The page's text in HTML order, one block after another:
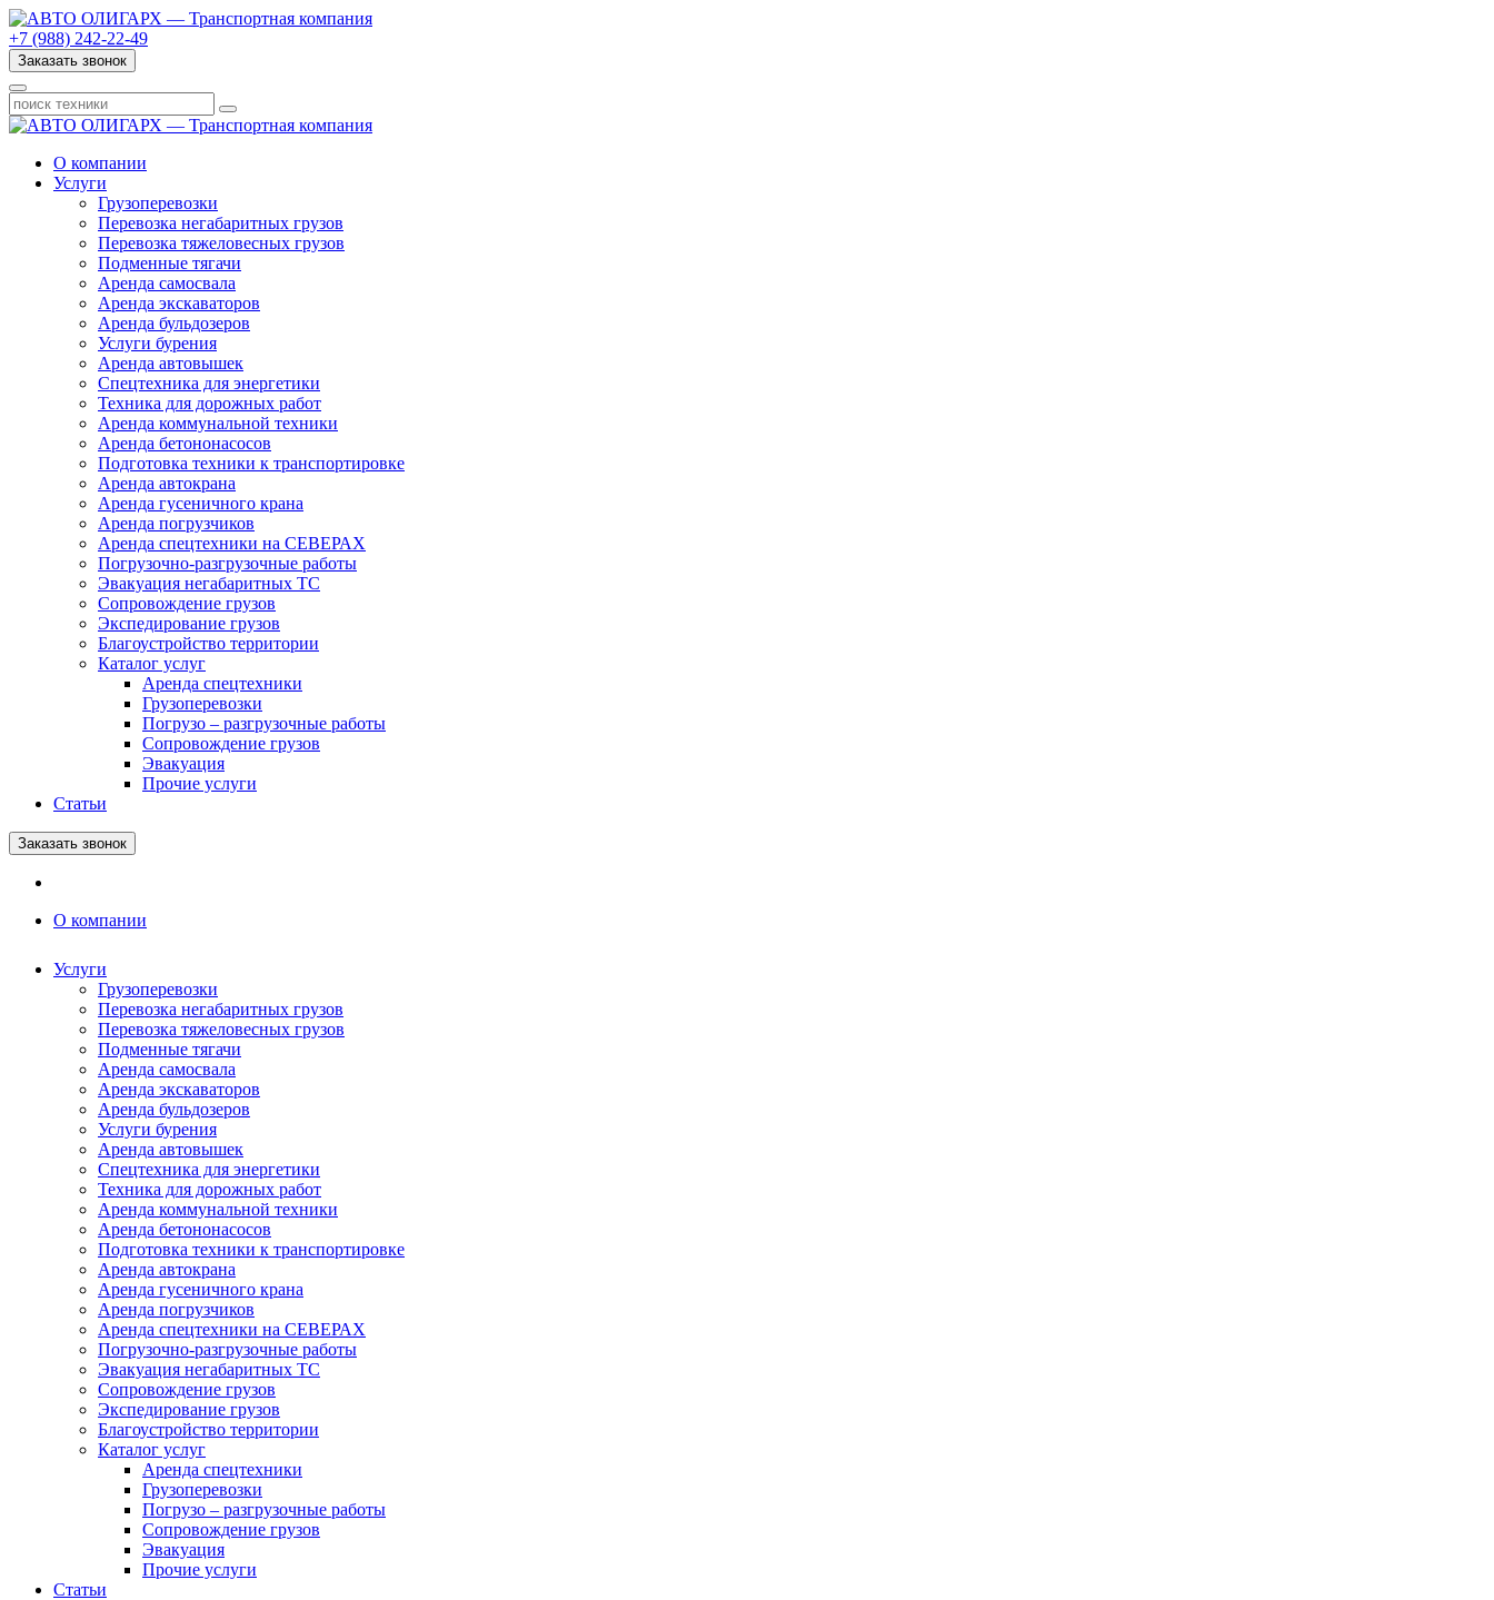
+7 (988) 242-22-49
Заказать звонок
О компании
Услуги
Грузоперевозки
Перевозка негабаритных грузов
Перевозка тяжеловесных грузов
Подменные тягачи
Аренда самосвала
Аренда экскаваторов
Аренда бульдозеров
Услуги бурения
Аренда автовышек
Спецтехника для энергетики
Техника для дорожных работ
Аренда коммунальной техники
Аренда бетононасосов
Подготовка техники к транспортировке
Аренда автокрана
Аренда гусеничного крана
Аренда погрузчиков
Аренда спецтехники на СЕВЕРАХ
Погрузочно-разгрузочные работы
Эвакуация негабаритных ТС
Сопровождение грузов
Экспедирование грузов
Благоустройство территории
Каталог услуг
Аренда спецтехники
Грузоперевозки
Погрузо – разгрузочные работы
Сопровождение грузов
Эвакуация
Прочие услуги
Статьи
Заказать звонок
О компании
Услуги
Грузоперевозки
Перевозка негабаритных грузов
Перевозка тяжеловесных грузов
Подменные тягачи
Аренда самосвала
Аренда экскаваторов
Аренда бульдозеров
Услуги бурения
Аренда автовышек
Спецтехника для энергетики
Техника для дорожных работ
Аренда коммунальной техники
Аренда бетононасосов
Подготовка техники к транспортировке
Аренда автокрана
Аренда гусеничного крана
Аренда погрузчиков
Аренда спецтехники на СЕВЕРАХ
Погрузочно-разгрузочные работы
Эвакуация негабаритных ТС
Сопровождение грузов
Экспедирование грузов
Благоустройство территории
Каталог услуг
Аренда спецтехники
Грузоперевозки
Погрузо – разгрузочные работы
Сопровождение грузов
Эвакуация
Прочие услуги
Статьи